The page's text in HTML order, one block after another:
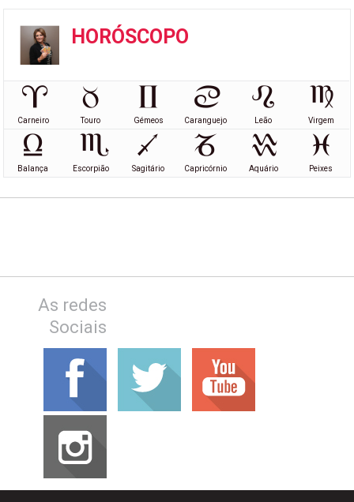
HORÓSCOPO
Carneiro Touro Gémeos Caranguejo Leão Virgem
Balança Escorpião Sagitário Capricórnio Aquário Peixes
As redes
Sociais